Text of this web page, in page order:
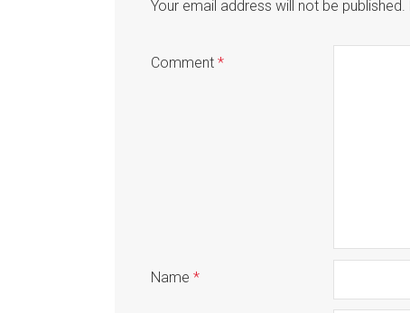
Your email address will not be published.
Comment *
Name *